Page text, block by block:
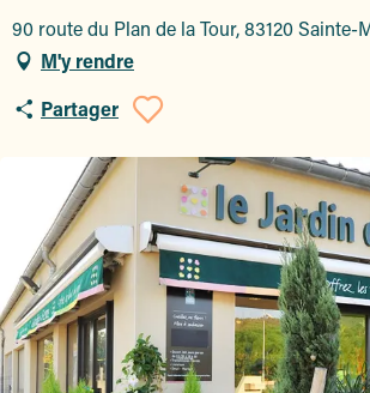
90 route du Plan de la Tour, 83120 Sainte-
M'y rendre
Partager
Ajouter